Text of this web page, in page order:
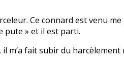
Ce connard est venu
pute » et il est parti.
fait subir du